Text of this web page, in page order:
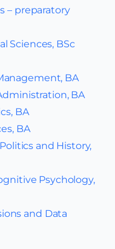
– preparatory
Sciences, BSc
BA
BA
BA
BA
and History,
Psychology,
and Data